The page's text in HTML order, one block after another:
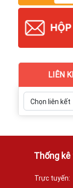
LIÊN
Chọn liên kết
Thống
Trực tuyến: